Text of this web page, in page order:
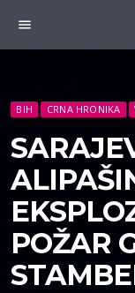
menu
BIH CRNA HRONIKA
POŽAR